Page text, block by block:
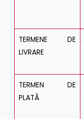
TERMENE DE
LIVRARE
TERMEN DE
PLATĂ